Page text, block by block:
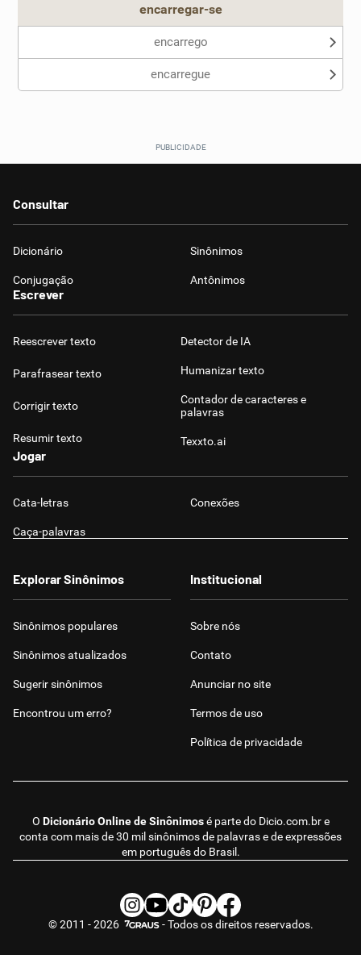
encarregar-se
encarrego
encarregue
Consultar
Dicionário Sinônimos
Conjugação Antônimos
Escrever
Reescrever texto
Parafrasear texto
Corrigir texto
Resumir texto
Detector de IA
Humanizar texto
Contador de caracteres e
palavras
Texxto.ai
Jogar
Cata-letras Conexões
Caça-palavras
O Dicionário Online de Sinônimosé parte do Dicio.com.bre
conta com mais de 30 mil sinônimos de palavras e de expressões
em português do Brasil.
Explorar Sinônimos
Sinônimos populares
Sinônimos atualizados
Sugerir sinônimos
Encontrou um erro?
Institucional
Sobre nós
Contato
Anunciar no site
Termos de uso
Política de privacidade
© 2011 - 2026 - Todos os direitos reservados.